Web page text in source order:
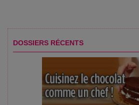
DOSSIERS RÉCENTS